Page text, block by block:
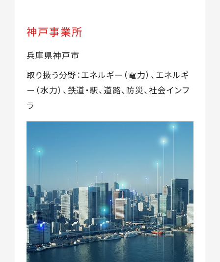
神戸事業所
兵庫県神戸市
取り扱う分野：エネルギー（電力）、エネルギ
ー（水力）、鉄道・駅、道路、防災、社会インフ
ラ